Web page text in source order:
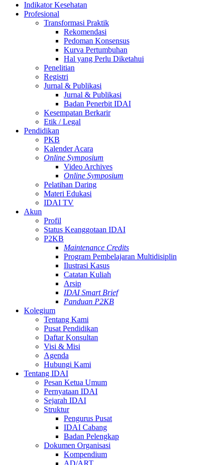
Indikator Kesehatan
Profesional
Transformasi Praktik
Rekomendasi
Pedoman Konsensus
Kurva Pertumbuhan
Hal yang Perlu Diketahui
Penelitian
Registri
Jurnal & Publikasi
Jurnal & Publikasi
Badan Penerbit IDAI
Kesempatan Berkarir
Etik / Legal
Pendidikan
PKB
Kalender Acara
Online Symposium
Video Archives
Online Symposium
Pelatihan Daring
Materi Edukasi
IDAI TV
Akun
Profil
Status Keanggotaan IDAI
P2KB
Maintenance Credits
Program Pembelajaran Multidisiplin
Ilustrasi Kasus
Catatan Kuliah
Arsip
IDAI Smart Brief
Panduan P2KB
Kolegium
Tentang Kami
Pusat Pendidikan
Daftar Konsultan
Visi & Misi
Agenda
Hubungi Kami
Tentang IDAI
Pesan Ketua Umum
Pernyataan IDAI
Sejarah IDAI
Struktur
Pengurus Pusat
IDAI Cabang
Badan Pelengkap
Dokumen Organisasi
Kompendium
AD/ART